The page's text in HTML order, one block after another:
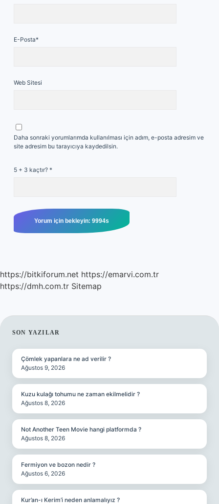
E-Posta*
Web Sitesi
Daha sonraki yorumlarımda kullanılması için adım, e-posta adresim ve
site adresim bu tarayıcıya kaydedilsin.
5 + 3 kaçtır? *
https://bitkiforum.net https://emarvi.com.tr
https://dmh.com.tr Sitemap
SIDEBAR
SON YAZILAR
Çömlek yapanlara ne ad verilir ?
Ağustos 9, 2026
Kuzu kulağı tohumu ne zaman ekilmelidir ?
Ağustos 8, 2026
Not Another Teen Movie hangi platformda ?
Ağustos 8, 2026
Fermiyon ve bozon nedir ?
Ağustos 6, 2026
Kur’an-ı Kerim’i neden anlamalıyız ?